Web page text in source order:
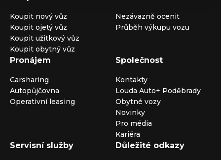
Koupit nový vůz
Koupit ojetý vůz
Koupit užitkový vůz
Koupit obytný vůz
Nezávazně ocenit
Průběh výkupu vozu
Pronájem
Carsharing
Autopůjčovna
Operativní leasing
Společnost
Kontakty
Louda Auto+ Poděbrady
Obytné vozy
Novinky
Pro média
Kariéra
Servisní služby Důležité odkazy